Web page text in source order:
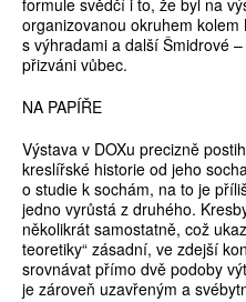
formule svědčí i to, že byl na
organizovanou okruhem kolem
s výhradami a další Šmidrové
přizváni vůbec.
NA PAPÍŘE
Výstava v DOXu precizně
kreslířské historie od jeho
o studie k sochám, na to je
jedno vyrůstá z druhého.
několikrát samostatně, což
teoretiky“ zásadní, ve zdejší
srovnávat přímo dvě podoby
je zároveň uzavřeným a